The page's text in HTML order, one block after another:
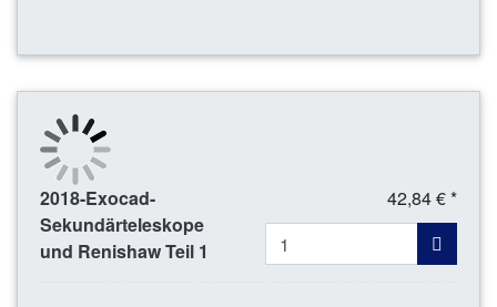
2018-Exocad-
Sekundärteleskope
und Renishaw Teil 1
42,84 € *